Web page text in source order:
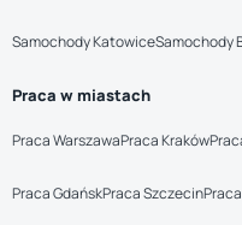
Samochody KatowiceSamochody
Praca w miastach
Praca WarszawaPraca Kraków
Praca GdańskPraca Szczecin